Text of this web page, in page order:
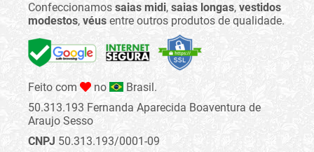
Confeccionamos saias midi, saias longas, vestidos
modestos, véus entre outros produtos de qualidade.
Feito com no
Brasil.
50.313.193 Fernanda Aparecida Boaventura de
Araujo Sesso
CNPJ50.313.193/0001-09